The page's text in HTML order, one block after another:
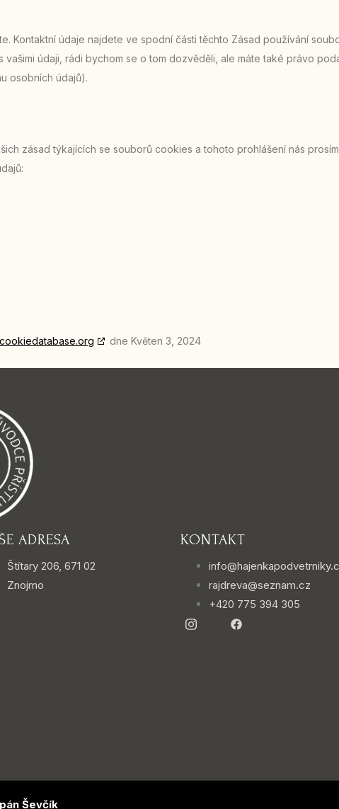
Kontaktní údaje najdete ve spodní části těchto Zásad používání
vašimi údaji, rádi bychom se o tom dozvěděli, ale máte také právo
osobních údajů).
zásad týkajících se souborů cookies a tohoto prohlášení nás prosím
cookiedatabase.org dne Květen 3, 2024
ADRESA
Štítary 206, 671 02
Znojmo
KONTAKT
rajdreva@seznam.cz
+420 775 394 305
Ševčík